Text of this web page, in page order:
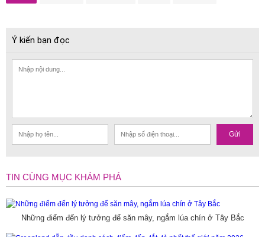
Ý kiến bạn đọc
Gửi
TIN CÙNG MỤC KHÁM PHÁ
Những điểm đến lý tưởng để săn mây, ngắm lúa chín ở Tây Bắc